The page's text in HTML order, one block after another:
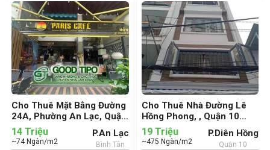
Cho Thuê Mặt Bằng Đường
24A, Phường An Lạc, Quận
Bình Tân (cũ)
14 Triệu
~74 Ngàn/m2
P.An Lạc
Bình Tân
Cho Thuê Nhà Đường Lê
Hồng Phong, , Quận 10
(cũ)
19 Triệu
~475 Ngàn/m2
P.Diên Hồng
Quận 10